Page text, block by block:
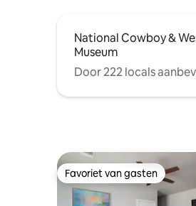
National Cowboy &
Museum
Door 222 locals
Favoriet van gasten
Favoriet van gasten